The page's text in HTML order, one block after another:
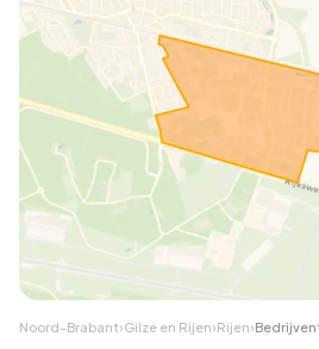
Noord-Brabant›Gilze en Rijen›Rijen›